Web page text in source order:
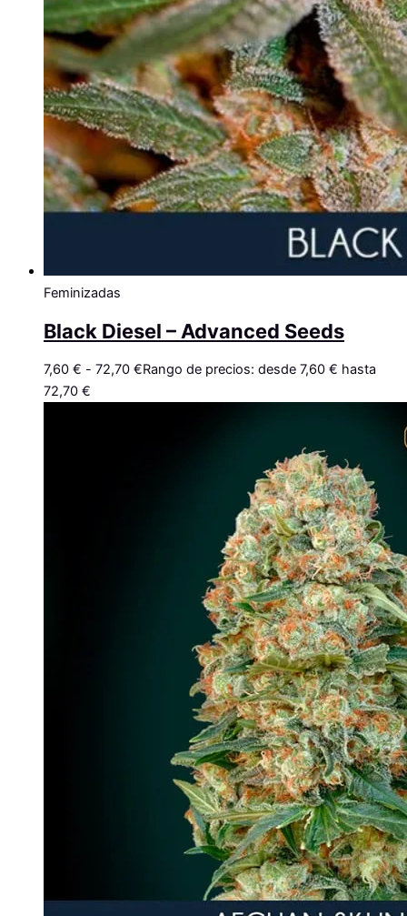
Feminizadas
Black Diesel – Advanced Seeds
7,60 € - 72,70 €Rango de precios: desde 7,60 € hasta
72,70 €